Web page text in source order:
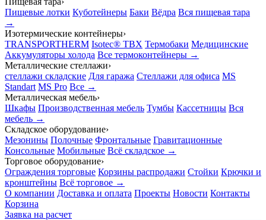
Пищевые лотки Куботейнеры Баки Вёдра Вся пищевая тара
→
Изотермические контейнеры›
TRANSPORTHERM Isotec® TBX Термобаки Медицинские
Аккумуляторы холода Все термоконтейнеры →
Металлические стеллажи›
стеллажи складские Для гаража Стеллажи для офиса MS
Standart MS Pro Все →
Металлическая мебель›
Шкафы Производственная мебель Тумбы Кассетницы Вся
мебель →
Складское оборудование›
Мезонины Полочные Фронтальные Гравитационные
Консольные Мобильные Всё складское →
Торговое оборудование›
Ограждения торговые Корзины распродажи Стойки Крючки и
кронштейны Всё торговое →
О компании Доставка и оплата Проекты Новости Контакты
Корзина
Заявка на расчет